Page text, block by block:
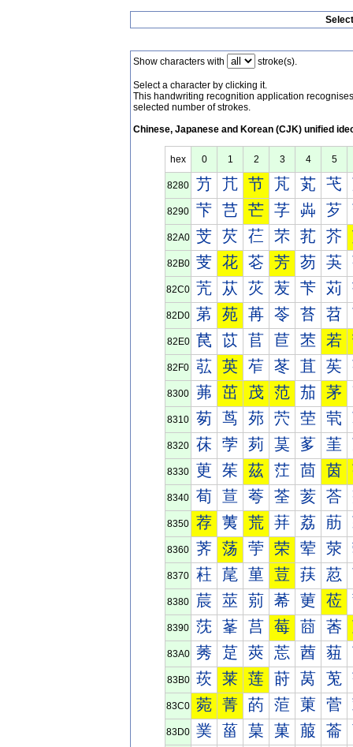
Show characters with stroke(s).
Select a character by clicking it.
This handwriting recognition application
selected number of strokes.
Chinese, Japanese and Korean (CJK) unified
hex 0 1 2 3 4 5
8280 芀 芁 节 芃 芄 芅
8290 芐 芑 芒 芓 芔 芕
82A0 芠 芡 芢 芣 芤 芥
82B0 芰 花 芲 芳 芴 芵
82C0 苀 苁 苂 苃 苄 苅
82D0 苐 苑 苒 苓 苔 苕
82E0 苠 苡 苢 苣 苤 若
82F0 苰 英 苲 苳 苴 苵
8300 茀 茁 茂 范 茄 茅
8310 茐 茑 茒 茓 茔 茕
8320 茠 茡 茢 茣 茤 茥
8330 茰 茱 茲 茳 茴 茵
8340 荀 荁 荂 荃 荄 荅
8350 荐 荑 荒 荓 荔 荕
8360 荠 荡 荢 荣 荤 荥
8370 荰 荱 荲 荳 荴 荵
8380 莀 莁 莂 莃 莄 莅
8390 莐 莑 莒 莓 莔 莕
83A0 莠 莡 莢 莣 莤 莥
83B0 莰 莱 莲 莳 莴 莵
83C0 菀 菁 菂 菃 菄 菅
83D0 菐 菑 菒 菓 菔 菕